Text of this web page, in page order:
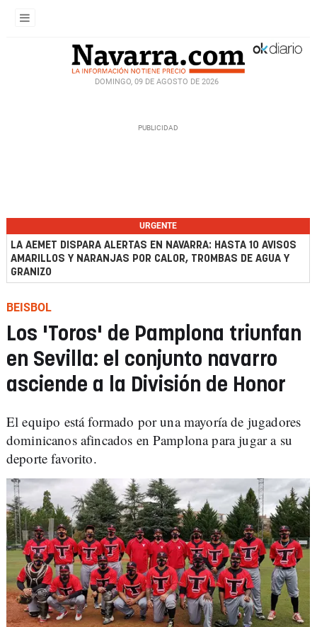
DOMINGO, 09 DE AGOSTO DE 2026
URGENTE
LA AEMET DISPARA ALERTAS EN NAVARRA: HASTA 10 AVISOS
AMARILLOS Y NARANJAS POR CALOR, TROMBAS DE AGUA Y
GRANIZO
BEISBOL
Los 'Toros' de Pamplona triunfan
en Sevilla: el conjunto navarro
asciende a la División de Honor
El equipo está formado por una mayoría de jugadores
dominicanos afincados en Pamplona para jugar a su
deporte favorito.